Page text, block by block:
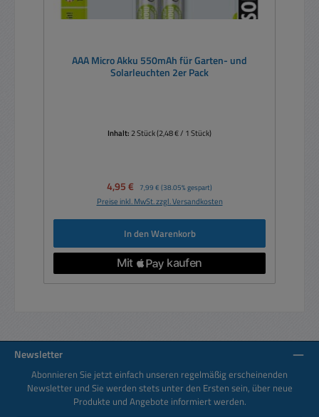
AAA Micro Akku 550mAh für Garten- und
Solarleuchten 2er Pack
Inhalt:2 Stück(2,48 € / 1 Stück)
Verkaufspreis:
4,95 € Regulärer Preis:
7,99 € (38.05% gespart)
Preise inkl. MwSt. zzgl. Versandkosten
In den Warenkorb
Newsletter
Abonnieren Sie jetzt einfach unseren regelmäßig erscheinenden
Newsletter und Sie werden stets unter den Ersten sein, über neue
Produkte und Angebote informiert werden.